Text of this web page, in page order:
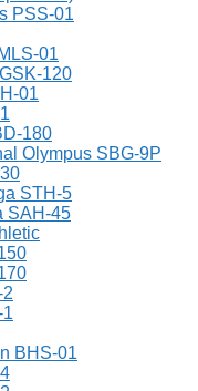
PSS-01
01
120
01
180
Olympus SBG-9P
STH-5
SAH-45
BHS-01